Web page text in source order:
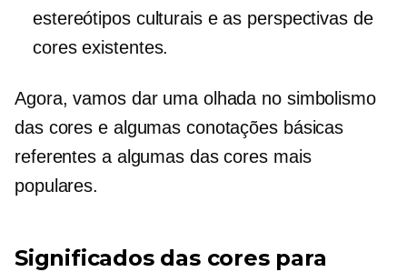
estereótipos culturais e as perspectivas de
cores existentes.
Agora, vamos dar uma olhada no simbolismo
das cores e algumas conotações básicas
referentes a algumas das cores mais
populares.
Significados das cores para